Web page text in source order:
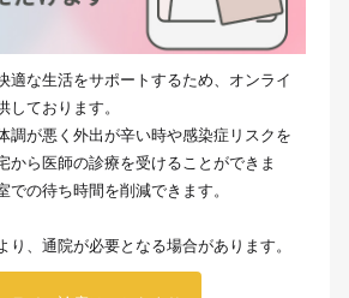
適な生活をサポートするため、オンライ
しております。
調が悪く外出が辛い時や感染症リスクを
から医師の診療を受けることができま
での待ち時間を削減できます。
、通院が必要となる場合があります。